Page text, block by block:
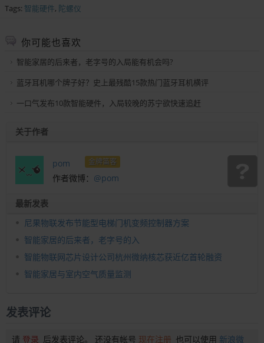
Tags: 智能硬件, 陀螺仪
你可能也喜欢
智能家居的后来者，老字号的入局能有机会吗?
蓝牙耳机哪个牌子好？史上最残酷15款热门蓝牙耳机横评
一口气发布10款智能硬件，入局较晚的苏宁欲快速追赶
关于作者
pom 金牌笛客
作者微博： @pom
最新发表
尼果物联发布节能型电梯门机变频控制器方案
智能家居的后来者，老字号的入
智能物联网芯片设计公司杭州微纳核芯获近亿首轮融资
智能家居与室内空气质量监测
发表评论
请 登录 后发表评论。 还没有帐号 现在注册 也可以使用 新浪微